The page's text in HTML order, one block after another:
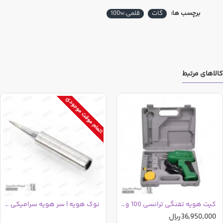
برچسب ها: گات قلمی.100w
کالاهای مرتبط
کیت هویه تفنگی ترانسی 100 وات ZD-507 + کیف
36,950,000ریال
اتمام موقت موجودی
نوک هویه | سر هویه سرامیکی تیز